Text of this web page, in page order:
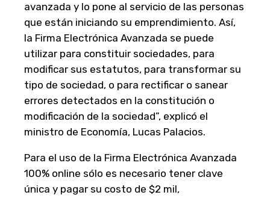
avanzada y lo pone al servicio de las personas
que están iniciando su emprendimiento. Así,
la Firma Electrónica Avanzada se puede
utilizar para constituir sociedades, para
modificar sus estatutos, para transformar su
tipo de sociedad, o para rectificar o sanear
errores detectados en la constitución o
modificación de la sociedad”, explicó el
ministro de Economía, Lucas Palacios.
Para el uso de la Firma Electrónica Avanzada
100% online sólo es necesario tener clave
única y pagar su costo de $2 mil,